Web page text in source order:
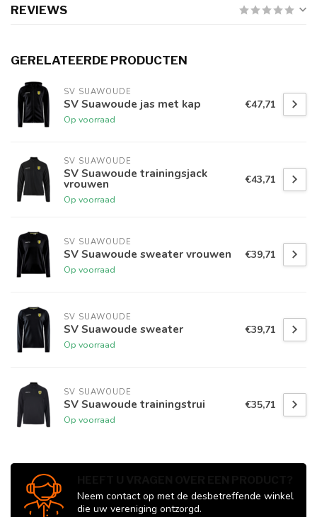
REVIEWS
GERELATEERDE PRODUCTEN
SV SUAWOUDE
SV Suawoude jas met kap
Op voorraad
€47,71
SV SUAWOUDE
SV Suawoude trainingsjack
vrouwen
Op voorraad
€43,71
SV SUAWOUDE
SV Suawoude sweater vrouwen
Op voorraad
€39,71
SV SUAWOUDE
SV Suawoude sweater
Op voorraad
€39,71
SV SUAWOUDE
SV Suawoude trainingstrui
Op voorraad
€35,71
Neem contact op met de desbetreffende winkel
die uw vereniging ontzorgd.